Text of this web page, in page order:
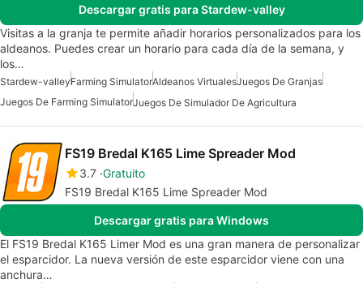
Descargar gratis para Stardew-valley
Visitas a la granja te permite añadir horarios personalizados para los
aldeanos. Puedes crear un horario para cada día de la semana, y
los…
Stardew-valleyFarming SimulatorAldeanos VirtualesJuegos De Granjas
Juegos De Farming SimulatorJuegos De Simulador De Agricultura
FS19 Bredal K165 Lime Spreader Mod
3.7 Gratuito
FS19 Bredal K165 Lime Spreader Mod
Descargar gratis para Windows
El FS19 Bredal K165 Limer Mod es una gran manera de personalizar
el esparcidor. La nueva versión de este esparcidor viene con una
anchura…